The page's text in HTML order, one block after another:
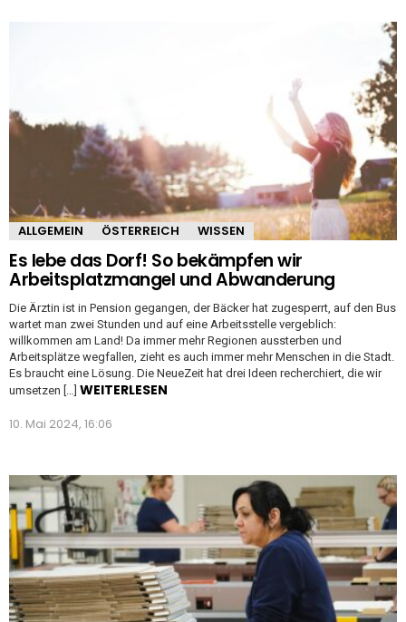
ALLGEMEIN ÖSTERREICH WISSEN
Es lebe das Dorf! So bekämpfen wir
Arbeitsplatzmangel und Abwanderung
Die Ärztin ist in Pension gegangen, der Bäcker hat zugesperrt, auf den Bus
wartet man zwei Stunden und auf eine Arbeitsstelle vergeblich:
willkommen am Land! Da immer mehr Regionen aussterben und
Arbeitsplätze wegfallen, zieht es auch immer mehr Menschen in die Stadt.
Es braucht eine Lösung. Die NeueZeit hat drei Ideen recherchiert, die wir
umsetzen […] WEITERLESEN
10. Mai 2024, 16:06